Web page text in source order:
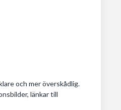
och mer överskådlig.
länkar till